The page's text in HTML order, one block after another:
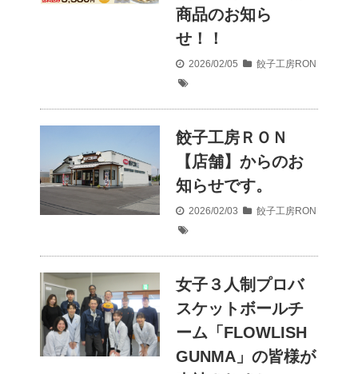
商品のお知ら
せ！！
2026/02/05 餃子工房RON
餃子工房ＲＯＮ
【店舗】からのお
知らせです。
2026/02/03 餃子工房RON
女子３人制プロバ
スケットボールチ
ーム「FLOWLISH
GUNMA」の皆様が